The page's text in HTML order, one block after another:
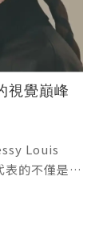
卻不願犧牲
圓框型呈現
，整體顯得輕
後依然成立
的人。超越
服力的推
部輪廓，
度精準的結
如彭于晏給
位追求質感
個人風格的
是對精緻生活
宣言
界的自由｜
的重量」。
在笑容與光
極簡生活家
【HM-11】
圓弧鏡框在
視覺巔峰
Louis
的不僅是時
始終在傳